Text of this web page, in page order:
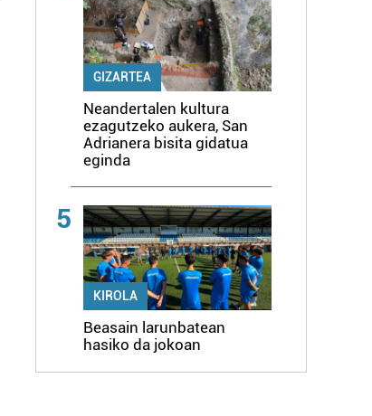
GIZARTEA
Neandertalen kultura
ezagutzeko aukera, San
Adrianera bisita gidatua
eginda
5
KIROLA
Beasain larunbatean
hasiko da jokoan